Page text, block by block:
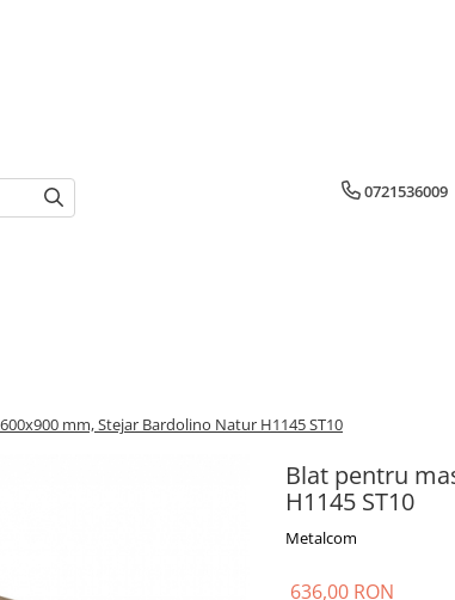
0721536009
mm, Stejar Bardolino Natur H1145 ST10
Blat pentru
H1145 ST10
Metalcom
636,00 RON